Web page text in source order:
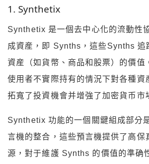
1. Synthetix
Synthetix 是一個去中心化的流動性
成資産，即 Synths，這些Synths 追
資産（如貨幣、商品和股票）的價
使用者不實際持有的情況下對各種資
拓寬了投資機會并增強了加密貨币市
Synthetix 功能的一個關鍵組成部分
言機的整合，這些預言機提供了高保
源，對于維護 Synths 的價值的準确